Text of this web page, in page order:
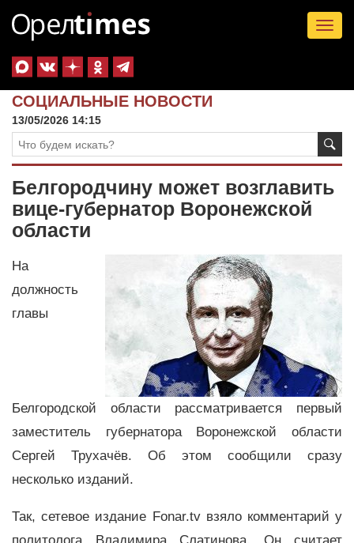
СОЦИАЛЬНЫЕ НОВОСТИ
13/05/2026 14:15
Белгородчину может возглавить
вице-губернатор Воронежской
области
На
должность
главы
Белгородской области рассматривается первый
заместитель губернатора Воронежской области
Сергей Трухачёв. Об этом сообщили сразу
несколько изданий.
Так, сетевое издание Fonar.tv взяло комментарий у
политолога Владимира Слатинова. Он считает